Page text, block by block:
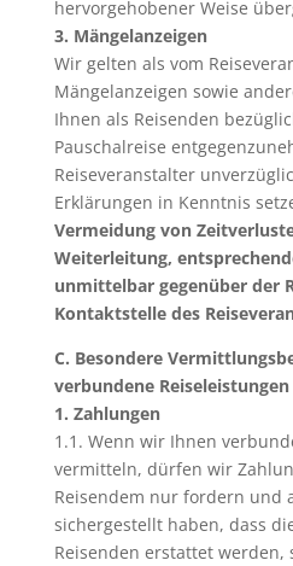
hervorgehobener Weise
3. Mängelanzeigen
Wir gelten als vom
Mängelanzeigen sowie
Ihnen als Reisenden
Pauschalreise
Reiseveranstalter
Erklärungen in Kenntnis
Vermeidung von
Weiterleitung,
unmittelbar gegenüber der
Kontaktstelle des
C. Besondere
verbundene Reiseleistungen
1. Zahlungen
1.1. Wenn wir Ihnen
vermitteln, dürfen wir
Reisendem nur fordern und
sichergestellt haben, dass
Reisenden erstattet werden,